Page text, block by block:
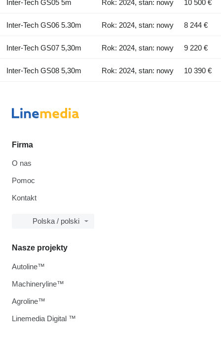
Inter-Tech GS05 5m Rok: 2024, stan: nowy 10 500 €
Inter-Tech GS06 5.30m Rok: 2024, stan: nowy 8 244 €
Inter-Tech GS07 5,30m Rok: 2024, stan: nowy 9 220 €
Inter-Tech GS08 5,30m Rok: 2024, stan: nowy 10 390 €
Firma
O nas
Pomoc
Kontakt
Polska / polski
Nasze projekty
Autoline™
Machineryline™
Agroline™
Linemedia Digital ™